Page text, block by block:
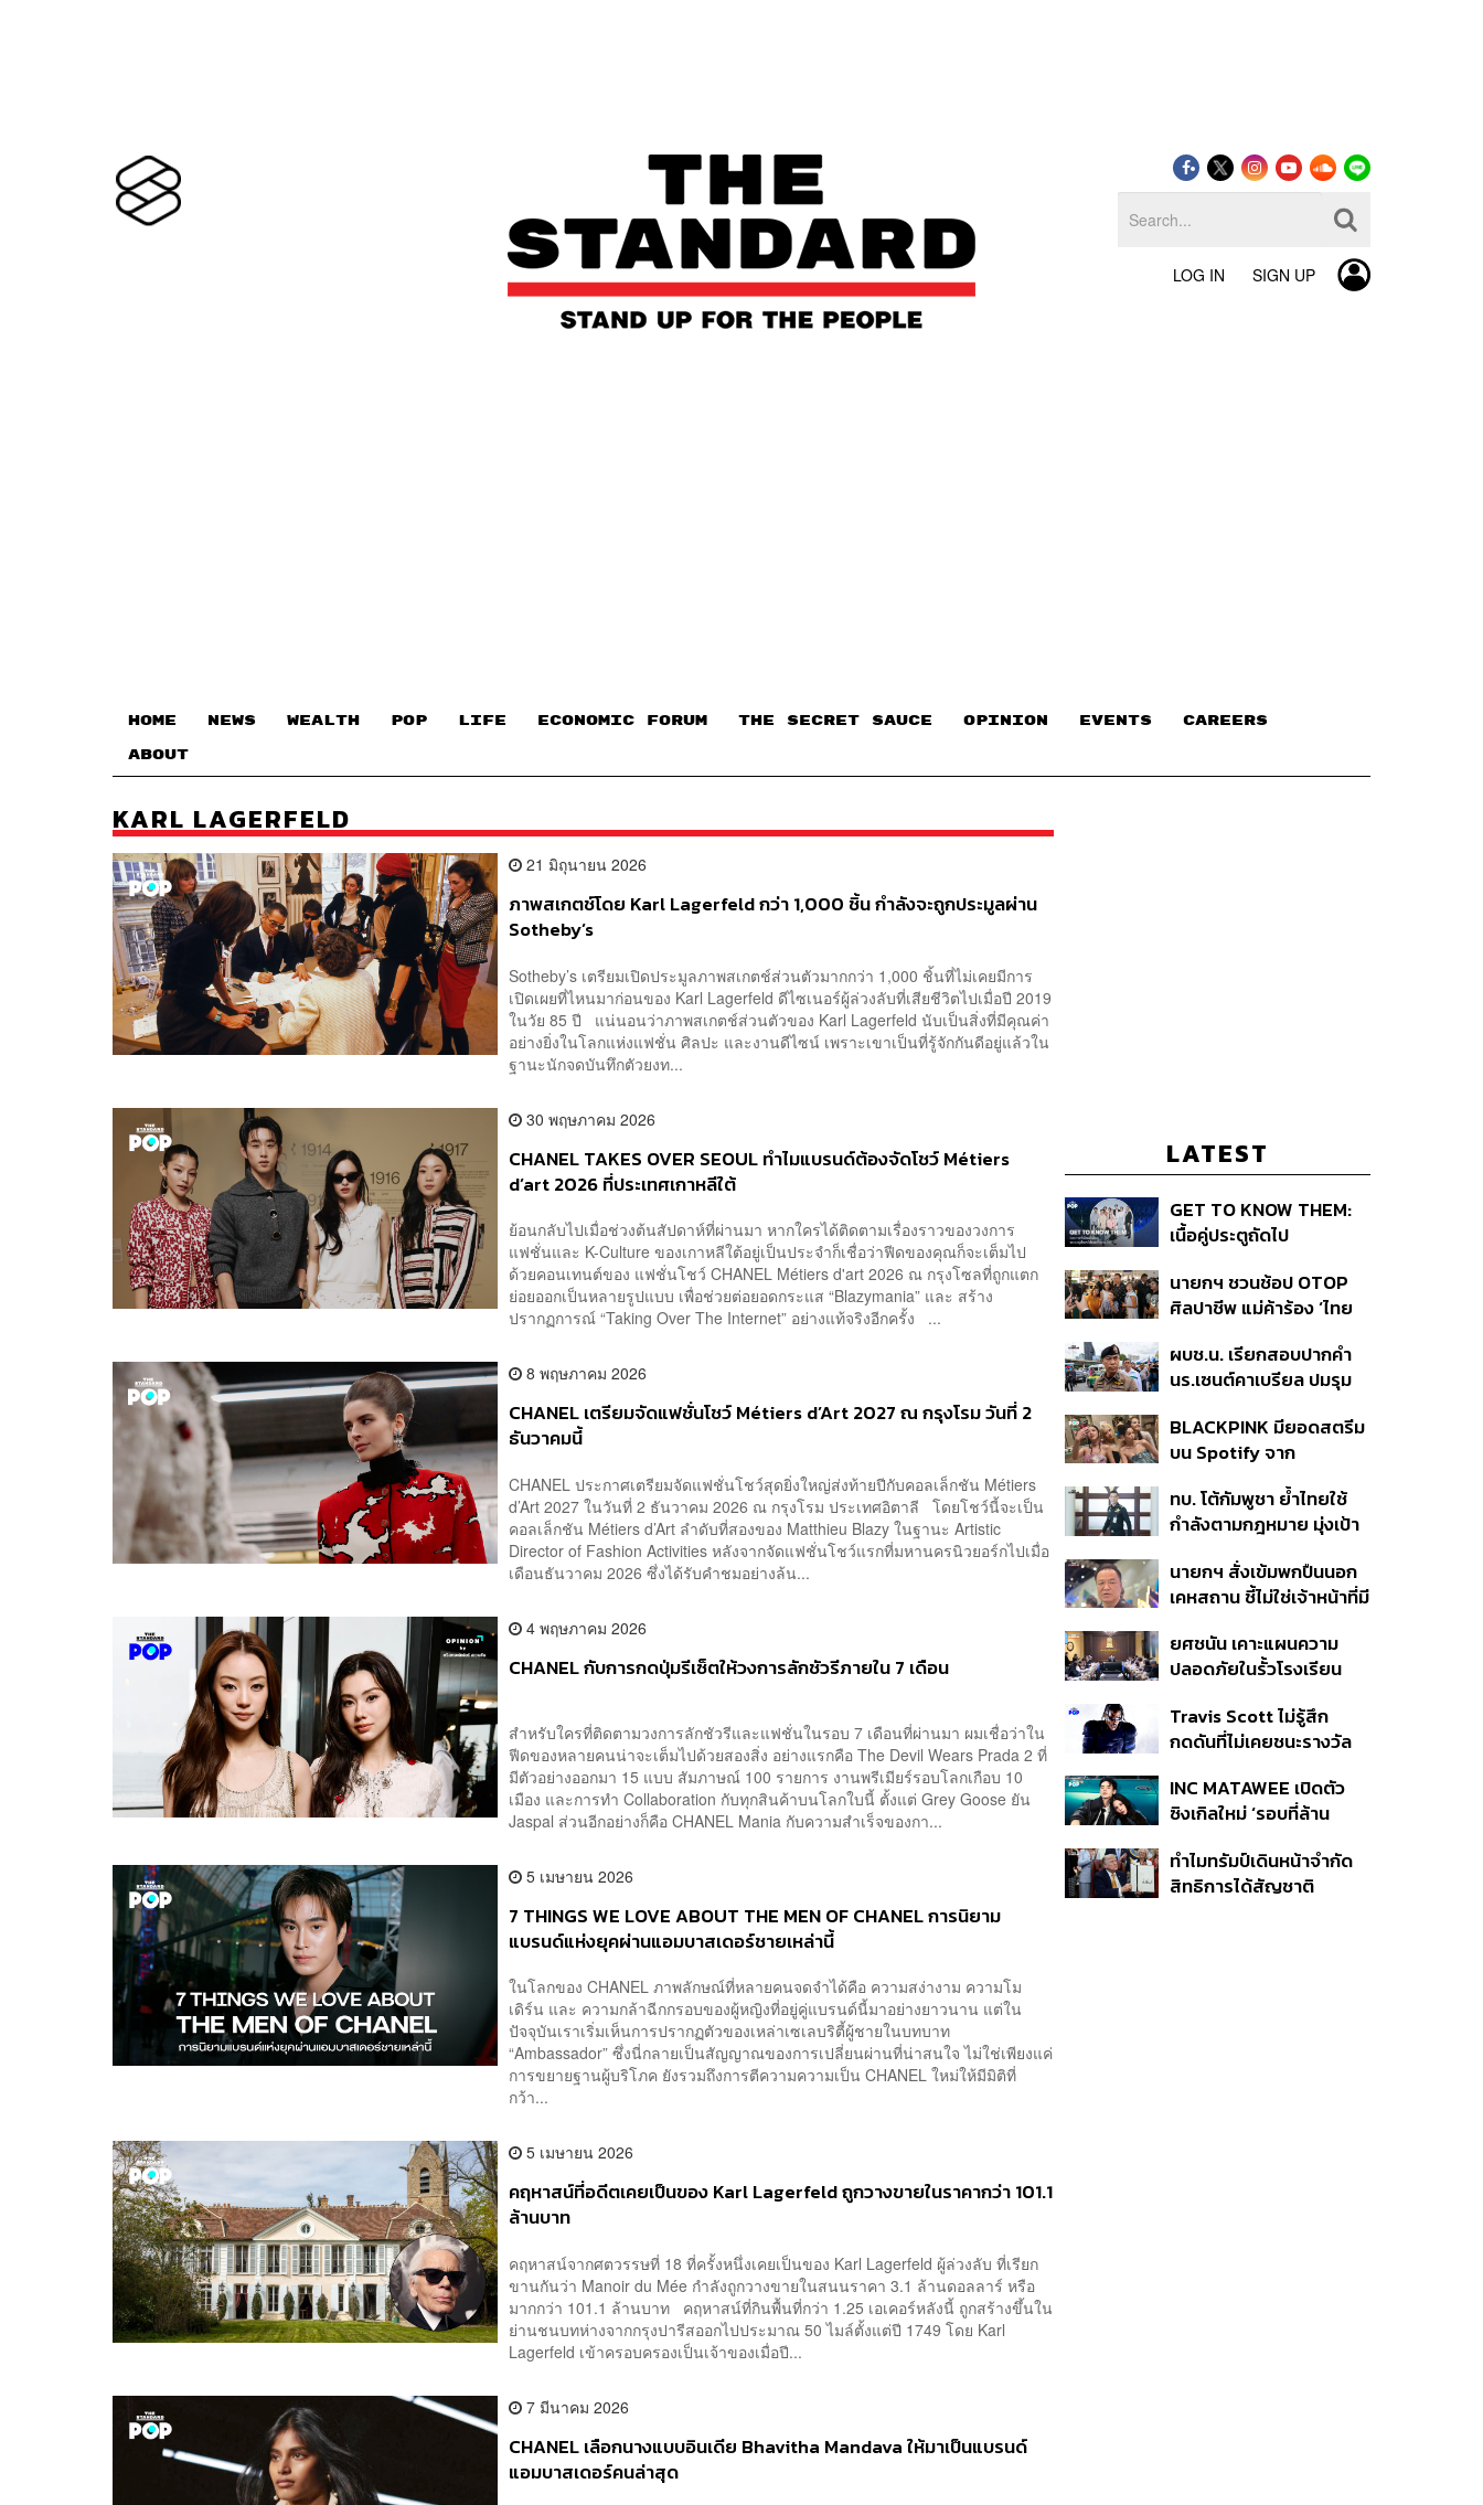
LOG IN SIGN UP
HOME NEWS WEALTH POP LIFE ECONOMIC FORUM THE SECRET SAUCE​ OPINION EVENTS CAREERS
ABOUT
KARL LAGERFELD
21 มิถุนายน 2026
ภาพสเกตช์โดย Karl Lagerfeld กว่า 1,000 ชิ้น กำลังจะถูกประมูลผ่าน
Sotheby’s
Sotheby’s เตรียมเปิดประมูลภาพสเกตช์ส่วนตัวมากกว่า 1,000 ชิ้นที่ไม่เคยมีการ
เปิดเผยที่ไหนมาก่อนของ Karl Lagerfeld ดีไซเนอร์ผู้ล่วงลับที่เสียชีวิตไปเมื่อปี 2019
ในวัย 85 ปี แน่นอนว่าภาพสเกตช์ส่วนตัวของ Karl Lagerfeld นับเป็นสิ่งที่มีคุณค่า
อย่างยิ่งในโลกแห่งแฟชั่น ศิลปะ และงานดีไซน์ เพราะเขาเป็นที่รู้จักกันดีอยู่แล้วใน
ฐานะนักจดบันทึกตัวยงท...
30 พฤษภาคม 2026
CHANEL TAKES OVER SEOUL ทำไมแบรนด์ต้องจัดโชว์ Métiers
d’art 2026 ที่ประเทศเกาหลีใต้
ย้อนกลับไปเมื่อช่วงต้นสัปดาห์ที่ผ่านมา หากใครได้ติดตามเรื่องราวของวงการ
แฟชั่นและ K-Culture ของเกาหลีใต้อยู่เป็นประจำก็เชื่อว่าฟีดของคุณก็จะเต็มไป
ด้วยคอนเทนต์ของ แฟชั่นโชว์ CHANEL Métiers d'art 2026 ณ กรุงโซลที่ถูกแตก
ย่อยออกเป็นหลายรูปแบบ เพื่อช่วยต่อยอดกระแส “Blazymania” และ สร้าง
ปรากฏการณ์ “Taking Over The Internet” อย่างแท้จริงอีกครั้ง ...
8 พฤษภาคม 2026
CHANEL เตรียมจัดแฟชั่นโชว์ Métiers d’Art 2027 ณ กรุงโรม วันที่ 2
ธันวาคมนี้
CHANEL ประกาศเตรียมจัดแฟชั่นโชว์สุดยิ่งใหญ่ส่งท้ายปีกับคอลเล็กชัน Métiers
d’Art 2027 ในวันที่ 2 ธันวาคม 2026 ณ กรุงโรม ประเทศอิตาลี โดยโชว์นี้จะเป็น
คอลเล็กชัน Métiers d’Art ลำดับที่สองของ Matthieu Blazy ในฐานะ Artistic
Director of Fashion Activities หลังจากจัดแฟชั่นโชว์แรกที่มหานครนิวยอร์กไปเมื่อ
เดือนธันวาคม 2026 ซึ่งได้รับคำชมอย่างล้น...
4 พฤษภาคม 2026
CHANEL กับการกดปุ่มรีเซ็ตให้วงการลักชัวรีภายใน 7 เดือน
สำหรับใครที่ติดตามวงการลักชัวรีและแฟชั่นในรอบ 7 เดือนที่ผ่านมา ผมเชื่อว่าใน
ฟีดของหลายคนน่าจะเต็มไปด้วยสองสิ่ง อย่างแรกคือ The Devil Wears Prada 2 ที่
มีตัวอย่างออกมา 15 แบบ สัมภาษณ์ 100 รายการ งานพรีเมียร์รอบโลกเกือบ 10
เมือง และการทำ Collaboration กับทุกสินค้าบนโลกใบนี้ ตั้งแต่ Grey Goose ยัน
Jaspal ส่วนอีกอย่างก็คือ CHANEL Mania กับความสำเร็จของกา...
5 เมษายน 2026
7 THINGS WE LOVE ABOUT THE MEN OF CHANEL การนิยาม
แบรนด์แห่งยุคผ่านแอมบาสเดอร์ชายเหล่านี้
ในโลกของ CHANEL ภาพลักษณ์ที่หลายคนจดจำได้คือ ความสง่างาม ความโม
เดิร์น และ ความกล้าฉีกกรอบของผู้หญิงที่อยู่คู่แบรนด์นี้มาอย่างยาวนาน แต่ใน
ปัจจุบันเราเริ่มเห็นการปรากฏตัวของเหล่าเซเลบริตี้ผู้ชายในบทบาท
“Ambassador” ซึ่งนี่กลายเป็นสัญญาณของการเปลี่ยนผ่านที่น่าสนใจ ไม่ใช่เพียงแค่
การขยายฐานผู้บริโภค ยังรวมถึงการตีความความเป็น CHANEL ใหม่ให้มีมิติที่
กว้า...
5 เมษายน 2026
คฤหาสน์ที่อดีตเคยเป็นของ Karl Lagerfeld ถูกวางขายในราคากว่า 101.1
ล้านบาท
คฤหาสน์จากศตวรรษที่ 18 ที่ครั้งหนึ่งเคยเป็นของ Karl Lagerfeld ผู้ล่วงลับ ที่เรียก
ขานกันว่า Manoir du Mée กำลังถูกวางขายในสนนราคา 3.1 ล้านดอลลาร์ หรือ
มากกว่า 101.1 ล้านบาท คฤหาสน์ที่กินพื้นที่กว่า 1.25 เอเคอร์หลังนี้ ถูกสร้างขึ้นใน
ย่านชนบทห่างจากกรุงปารีสออกไปประมาณ 50 ไมล์ตั้งแต่ปี 1749 โดย Karl
Lagerfeld เข้าครอบครองเป็นเจ้าของเมื่อปี...
7 มีนาคม 2026
CHANEL เลือกนางแบบอินเดีย Bhavitha Mandava ให้มาเป็นแบรนด์
แอมบาสเดอร์คนล่าสุด
LATEST
GET TO KNOW THEM:
เนื้อคู่ประตูถัดไป
นายกฯ ชวนช้อป OTOP
ศิลปาชีพ แม่ค้าร้อง ‘ไทย
ถามมีต่อไหม นายกฯ ตอบ
‘เดี๋ยวจะพยายาม’
ผบช.น. เรียกสอบปากคำ
นร.เซนต์คาเบรียล ปมรุม
ดำเนินคดีแล้ว
BLACKPINK มียอดสตรีม
บน Spotify จาก
ครั้ง ตลอด 10 ปีที่ผ่านมา
ทบ. โต้กัมพูชา ย้ำไทยใช้
กำลังตามกฎหมาย มุ่งเป้า
หายไทยไม่อาจลบด้วย
ข้อมูลบิดเบือน
นายกฯ สั่งเข้มพกปืนนอก
เคหสถาน ชี้ไม่ใช่เจ้าหน้าที่มี
ก่อเหตุ เจ้าของร่วมรับผิด
ยศชนัน เคาะแผนความ
ปลอดภัยในรั้วโรงเรียน
ดูแล-คุมเข้มคัดกรองสิ่ง
ผิดกฎหมาย
Travis Scott ไม่รู้สึก
กดดันที่ไม่เคยชนะรางวัล
แล้ว 10 ครั้ง
INC MATAWEE เปิดตัว
ซิงเกิลใหม่ ‘รอบที่ล้าน
มาแสดงในมิวสิกวิดีโอ
ทำไมทรัมป์เดินหน้าจำกัด
สิทธิการได้สัญชาติ